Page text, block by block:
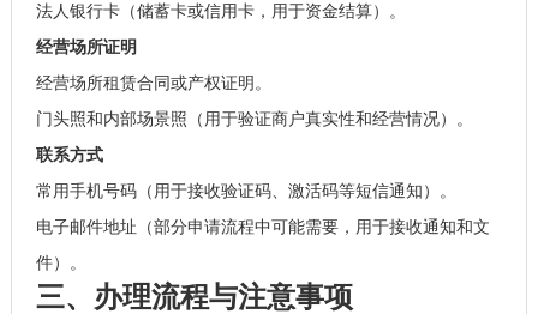
法人银行卡（储蓄卡或信用卡，用于资金结算）。
经营场所证明
经营场所租赁合同或产权证明。
门头照和内部场景照（用于验证商户真实性和经营情况）。
联系方式
常用手机号码（用于接收验证码、激活码等短信通知）。
电子邮件地址（部分申请流程中可能需要，用于接收通知和文
件）。
三、办理流程与注意事项